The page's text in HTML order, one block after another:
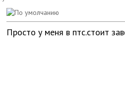
Просто у меня в птс.стоит